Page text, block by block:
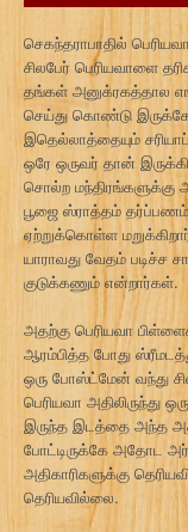
செகந்தராபாதில்
சிலபேர் பெரியவாளை
தங்கள் அனுக்ரகத்தால
செய்து கொண்டு
இதெல்லாத்தையும்
ஒரே ஒருவர் தான்
சொல்ற மந்திரங்களுக்கு
பூஜை ஸ்ராத்தம்
ஏற்றுக்கொள்ள
யாராவது வேதம் படிச்ச
குடுக்கணும் என்றார்கள்.
அதற்கு பெரியவா
ஆரம்பித்த போது
ஒரு போஸ்ட்மேன் வந்து
பெரியவா அதிலிருந்து
இருந்த இடத்தை அந்த
போட்டிருக்கே அதோட
அதிகாரிகளுக்கு
தெரியவில்லை.